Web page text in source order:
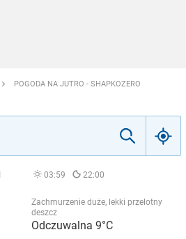
POGODA NA JUTRO - SHAPKOZERO
03:59 22:00
Zachmurzenie duże, lekki przelotny
deszcz
Odczuwalna 9°C